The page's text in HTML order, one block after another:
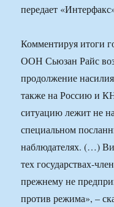
передает
Комментируя итоги
ООН Сьюзан Райс
продолжение
также на Россию и
ситуацию лежит не
специальном
наблюдателях. (…)
тех государствах-
прежнему не
против режима», –